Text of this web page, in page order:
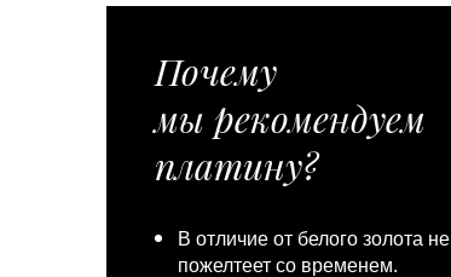
Почему
мы рекомендуем
платину?
В отличие от белого золота не
пожелтеет со временем.